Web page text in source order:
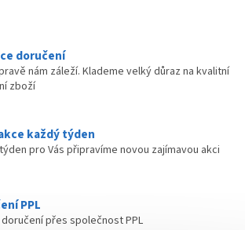
doručení
nám záleží. Klademe velký důraz na kvalitní
zboží
každý týden
pro Vás připravíme novou zajímavou akci
PPL
přes společnost PPL